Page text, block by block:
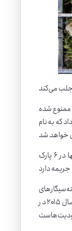
اکنون در ۴۶ پارک دیگر در پاریس ممنوع شده
در این شهر به ۵۲ رسیده است. شهرداری پاریس، پایتخت فرانسه این تصمیم را در روز جمعه ۱۰ خرداد که به نام
در ماه ژوئیه سال گذشته میلادی و از زمان آغاز طرح موسوم به «حساس‌سازی» برای جلب توجه مردم به خطرات سیگار، کشیدن سیگار تنها در ۶ پارک
ریخته شده در مکان‌های عمومی، طرح‌هایی را برای محدودسازی دخانیات پیاده کرده است. ممنوعیت کشیدن سیگار در مهدکودک‌ها از سال ۲۰۱۵ در